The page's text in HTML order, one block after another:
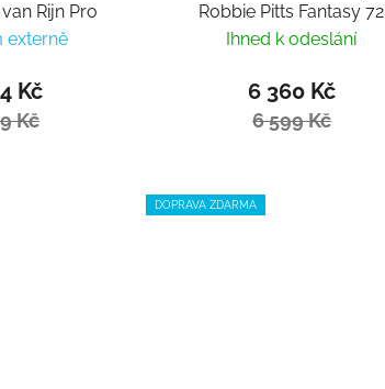
Rijn Pro
externě
Kč
Kč
Robbie Pitts Fantasy 72
Ihned k odeslání
6 360 Kč
6 599 Kč
DOPRAVA ZDARMA